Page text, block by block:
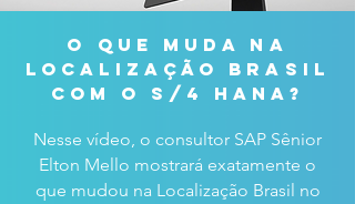
o que muda na
localização brasil
com o s/4 hana?
Nesse vídeo, o consultor SAP Sênior
Elton Mello mostrará exatamente o
que mudou na Localização Brasil no